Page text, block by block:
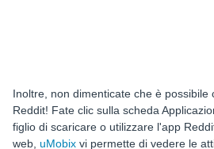
Inoltre, non dimenticate che è possibile
Reddit! Fate clic sulla scheda
figlio di scaricare o utilizzare l'app
web, uMobix vi permette di vedere le